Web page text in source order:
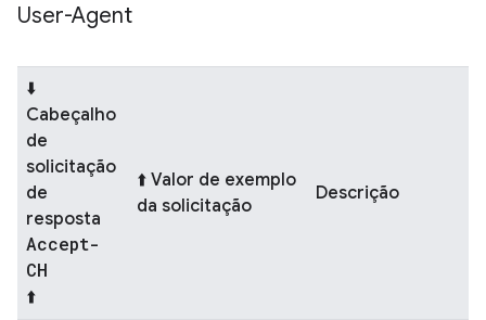
User-Agent
⬇️
Cabeçalho
de
solicitação
de
resposta
Accept-
CH
⬆️
⬆️ Valor de exemplo
da solicitação
Descrição